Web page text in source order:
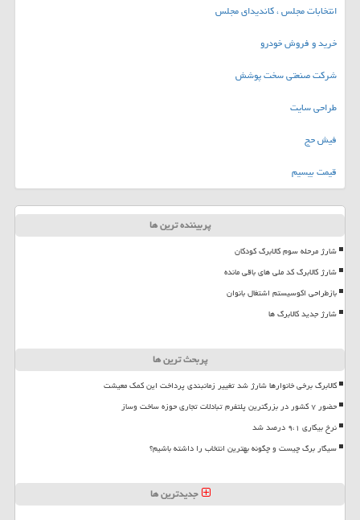
انتخابات مجلس ، کاندیدای مجلس
خرید و فروش خودرو
شرکت صنعتی سخت پوشش
طراحی سایت
فیش حج
قیمت بیسیم
پربیننده ترین ها
شارژ مرحله سوم کالابرگ کودکان
شارژ کالابرگ کد ملی های باقی مانده
بازطراحی اکوسیستم اشتغال بانوان
شارژ جدید کالابرگ ها
پربحث ترین ها
کالابرگ برخی خانوارها شارژ شد تغییر زمانبندی پرداخت این کمک معیشت
حضور ۷ کشور در بزرگترین پلتفرم تبادلات تجاری حوزه ساخت وساز
نرخ بیکاری ۹،۱ درصد شد
سیگار برگ چیست و چگونه بهترین انتخاب را داشته باشیم؟
جدیدترین ها